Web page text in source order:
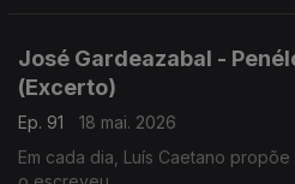
José Gardeazabal -
(Excerto)
Ep. 91
18 mai. 2026
Em cada dia, Luís Caetano